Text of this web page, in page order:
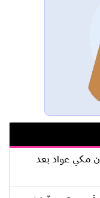
مكي عواد بعد